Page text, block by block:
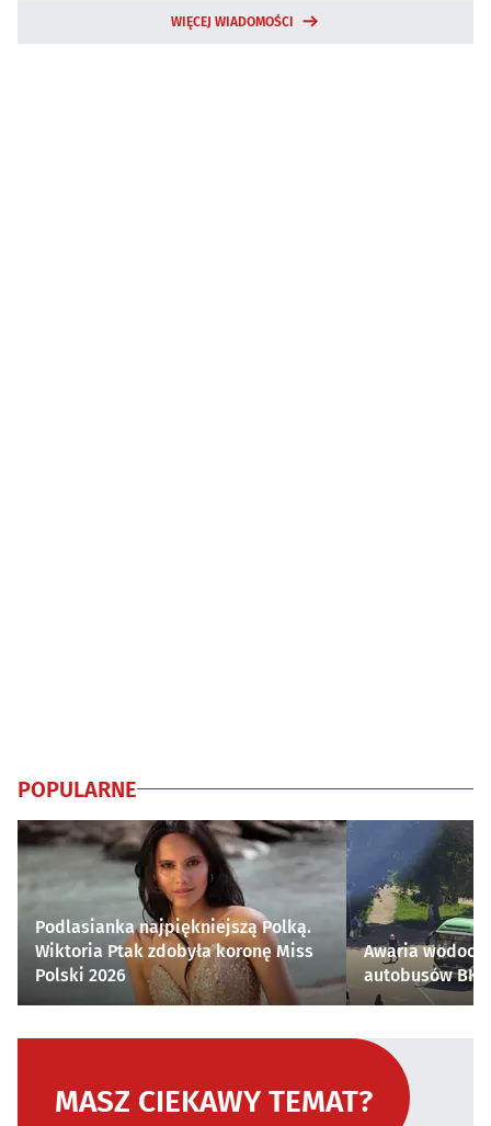
WIĘCEJ WIADOMOŚCI
POPULARNE
Podlasianka najpiękniejszą Polką.
Wiktoria Ptak zdobyła koronę Miss
Polski 2026
Awaria
autobusów
MASZ CIEKAWY TEMAT?